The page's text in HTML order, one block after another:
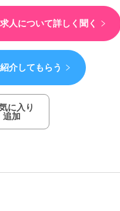
求人について詳しく聞く
介してもらう
に入り
追加